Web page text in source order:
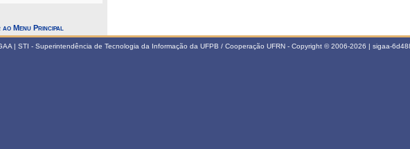
ao Menu Principal
| STI - Superintendência de Tecnologia da Informação da UFPB / Cooperação UFRN - Copyright © 2006-2026 | sigaa-